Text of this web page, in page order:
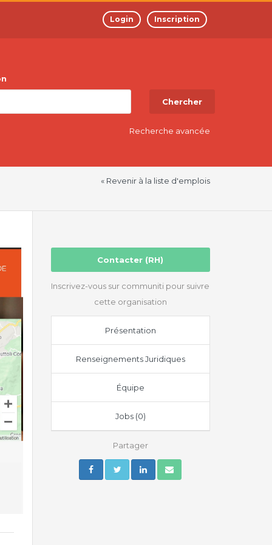
Login Inscription
Chercher
Recherche avancée
« Revenir à la liste d'emplois
Contacter (RH)
Inscrivez-vous sur communiti pour suivre
cette organisation
Présentation
Renseignements Juridiques
Équipe
Jobs (0)
Partager